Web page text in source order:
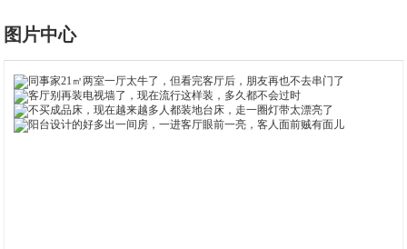
图片中心